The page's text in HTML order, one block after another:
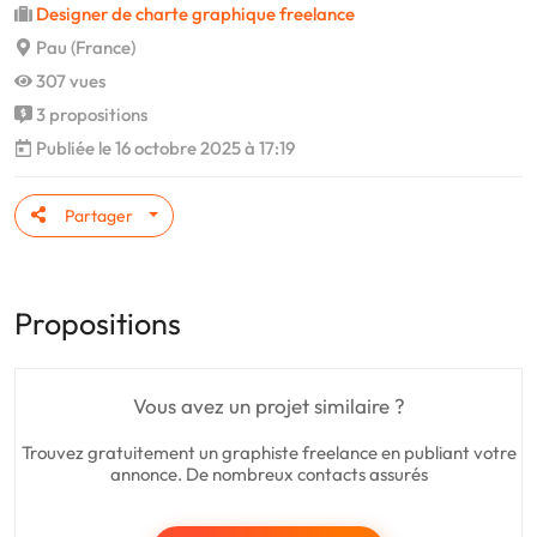
Designer de charte graphique freelance
Pau (France)
307 vues
3 propositions
Publiée le 16 octobre 2025 à 17:19
Partager
Propositions
Vous avez un projet similaire ?
Trouvez gratuitement un graphiste freelance en publiant votre
annonce. De nombreux contacts assurés